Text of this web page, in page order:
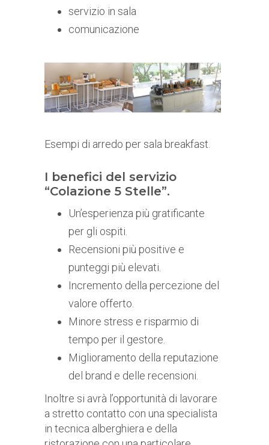
servizio in sala
comunicazione
Esempi di arredo per sala breakfast.
I benefici del servizio
“Colazione 5 Stelle”.
Un’esperienza più gratificante
per gli ospiti.
Recensioni più positive e
punteggi più elevati.
Incremento della percezione del
valore offerto.
Minore stress e risparmio di
tempo per il gestore.
Miglioramento della reputazione
del brand e delle recensioni.
Inoltre si avrà l’opportunità di lavorare
a stretto contatto con una specialista
in tecnica alberghiera e della